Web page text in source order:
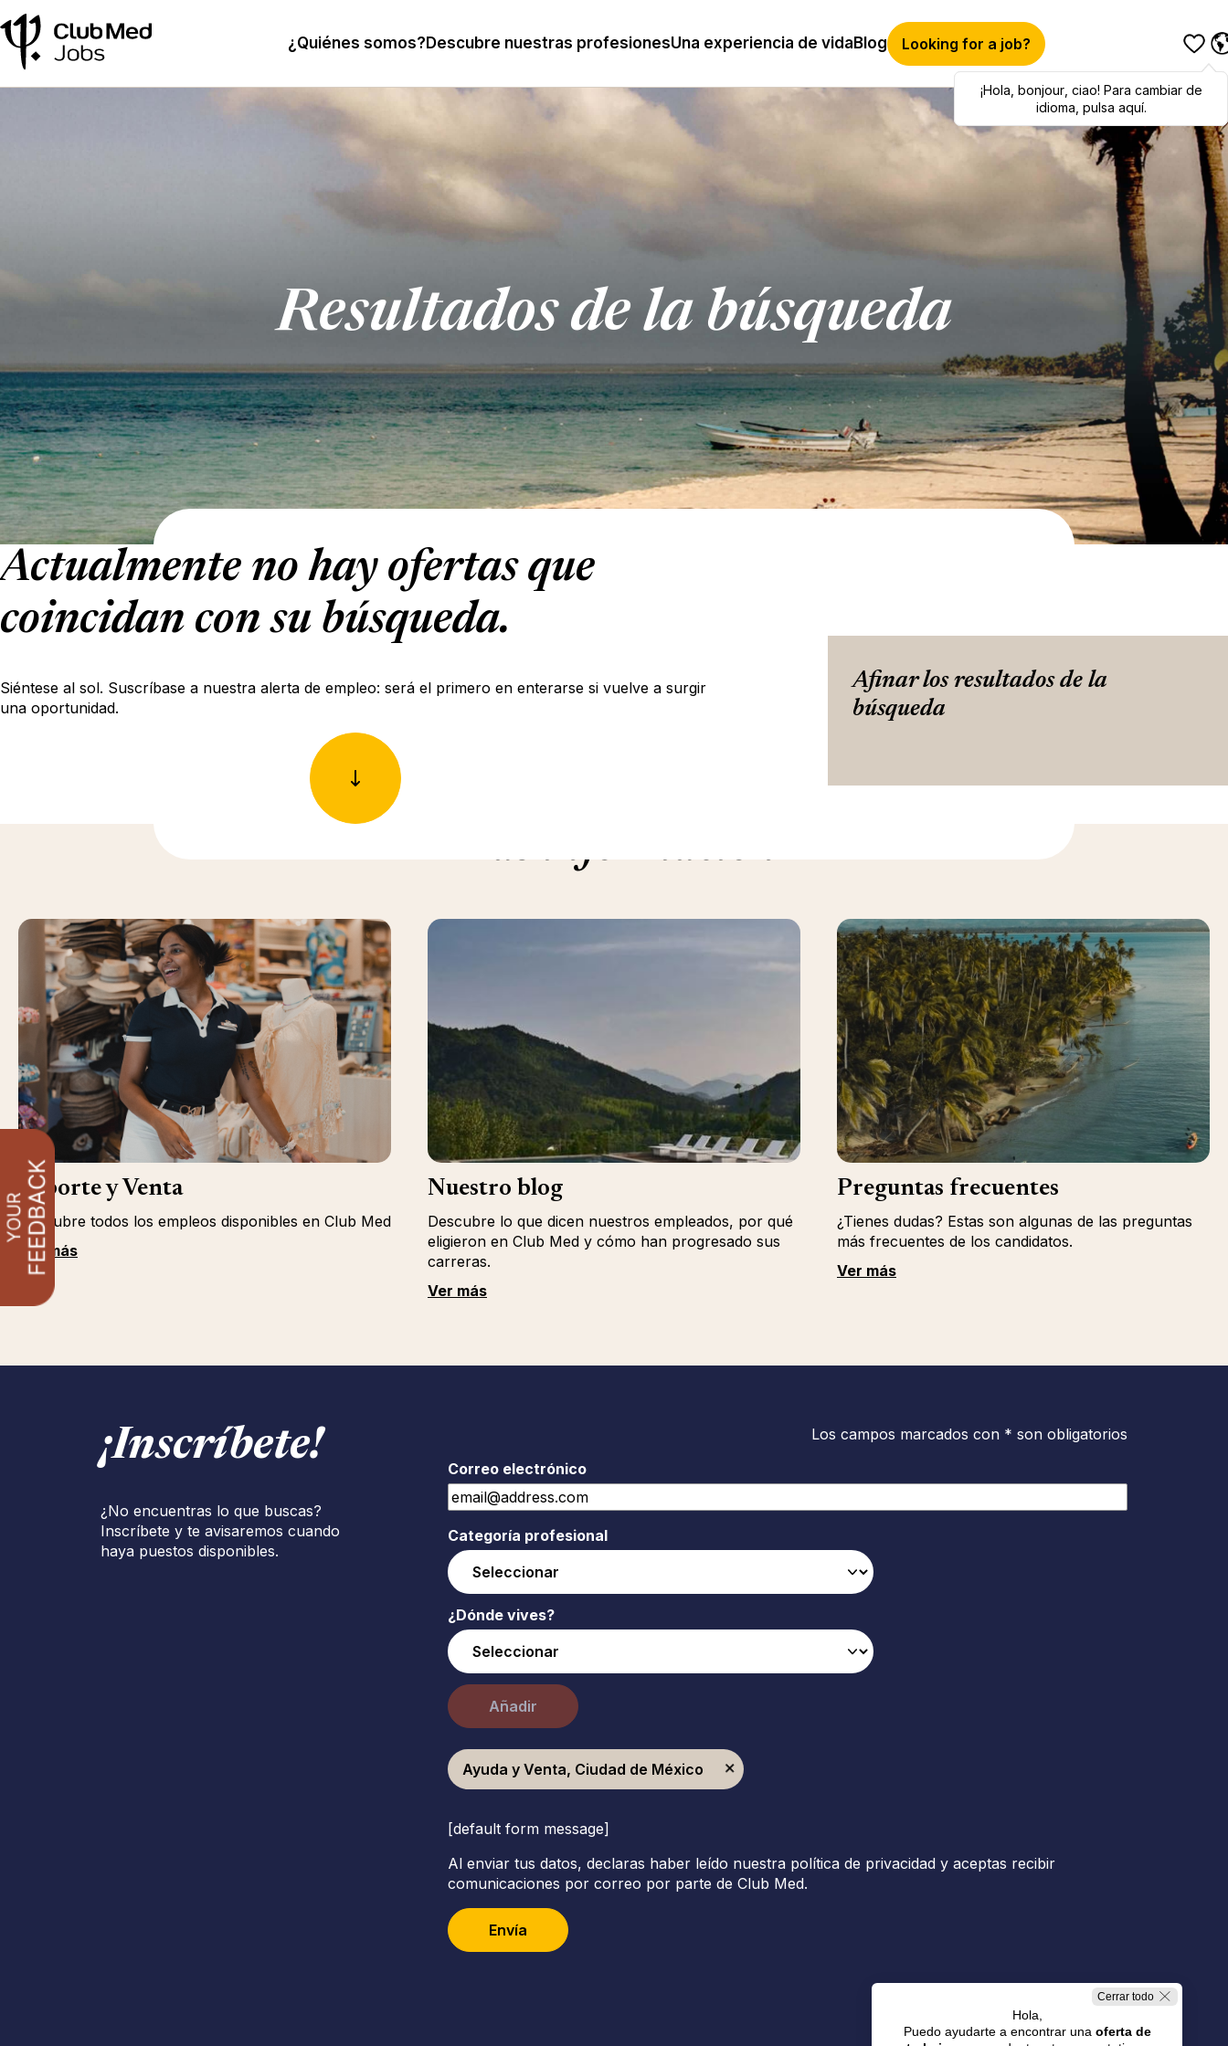
¿Quiénes somos? Descubre nuestras profesionesUna experiencia de vida Blog Looking for a job?
Hola,bonjour,ciao! To switch
languages, click here!
¡Hola bonjour, ciao! Para cambiar de
idioma, pulsa aquí.
Resultados de la búsqueda
Actualmente no hay ofertas que
coincidan con su búsqueda.
Siéntese al sol. Suscríbase a nuestra alerta de empleo: será el primero en enterarse si vuelve a surgir
una oportunidad.
Afinar los resultados de la
búsqueda
Más información
Soporte y Venta
Descubre todos los empleos disponibles en Club Med
Ver más
Nuestro blog
Descubre lo que dicen nuestros empleados, por qué
eligieron en Club Med y cómo han progresado sus
carreras.
Ver más
Preguntas frecuentes
¿Tienes dudas? Estas son algunas de las preguntas
más frecuentes de los candidatos.
Ver más
¡Inscríbete!
¿No encuentras lo que buscas?
Inscríbete y te avisaremos cuando
haya puestos disponibles.
Los campos marcados con * son obligatorios
Correo electrónico
Categoría profesional
¿Dónde vives?
Añadir
Ayuda y Venta, Ciudad de México
[default form message]
Al enviar tus datos, declaras haber leído nuestra política de privacidad y aceptas recibir
comunicaciones por correo por parte de Club Med.
Envía
Cerrar todo
Hola,
Puedo ayudarte a encontrar una oferta de